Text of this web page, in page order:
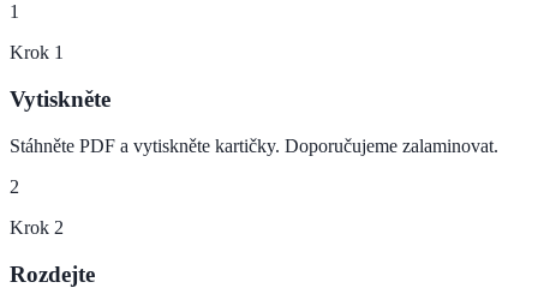
1
Krok 1
Vytiskněte
Stáhněte PDF a vytiskněte kartičky. Doporučujeme zalaminovat.
2
Krok 2
Rozdejte